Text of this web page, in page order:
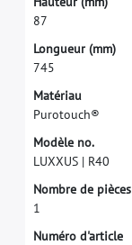
87
Longueur (mm)
745
Matériau
Purotouch®
Modèle no.
LUXXUS | R40
Nombre de pièces
1
Numéro d'article